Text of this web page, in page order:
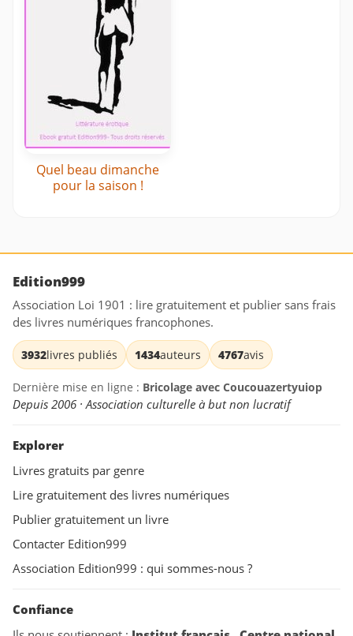
Quel beau dimanche
pour la saison !
Edition999
Association Loi 1901 : lire gratuitement et publier sans frais
des livres numériques francophones.
3932livres publiés 1434auteurs 4767avis
Dernière mise en ligne : Bricolage avec Coucouazertyuiop
Depuis 2006 · Association culturelle à but non lucratif
Explorer
Livres gratuits par genre
Lire gratuitement des livres numériques
Publier gratuitement un livre
Contacter Edition999
Association Edition999 : qui sommes-nous ?
Confiance